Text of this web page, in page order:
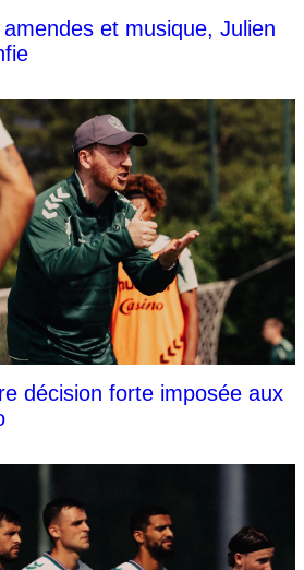
et musique, Julien
décision forte imposée aux